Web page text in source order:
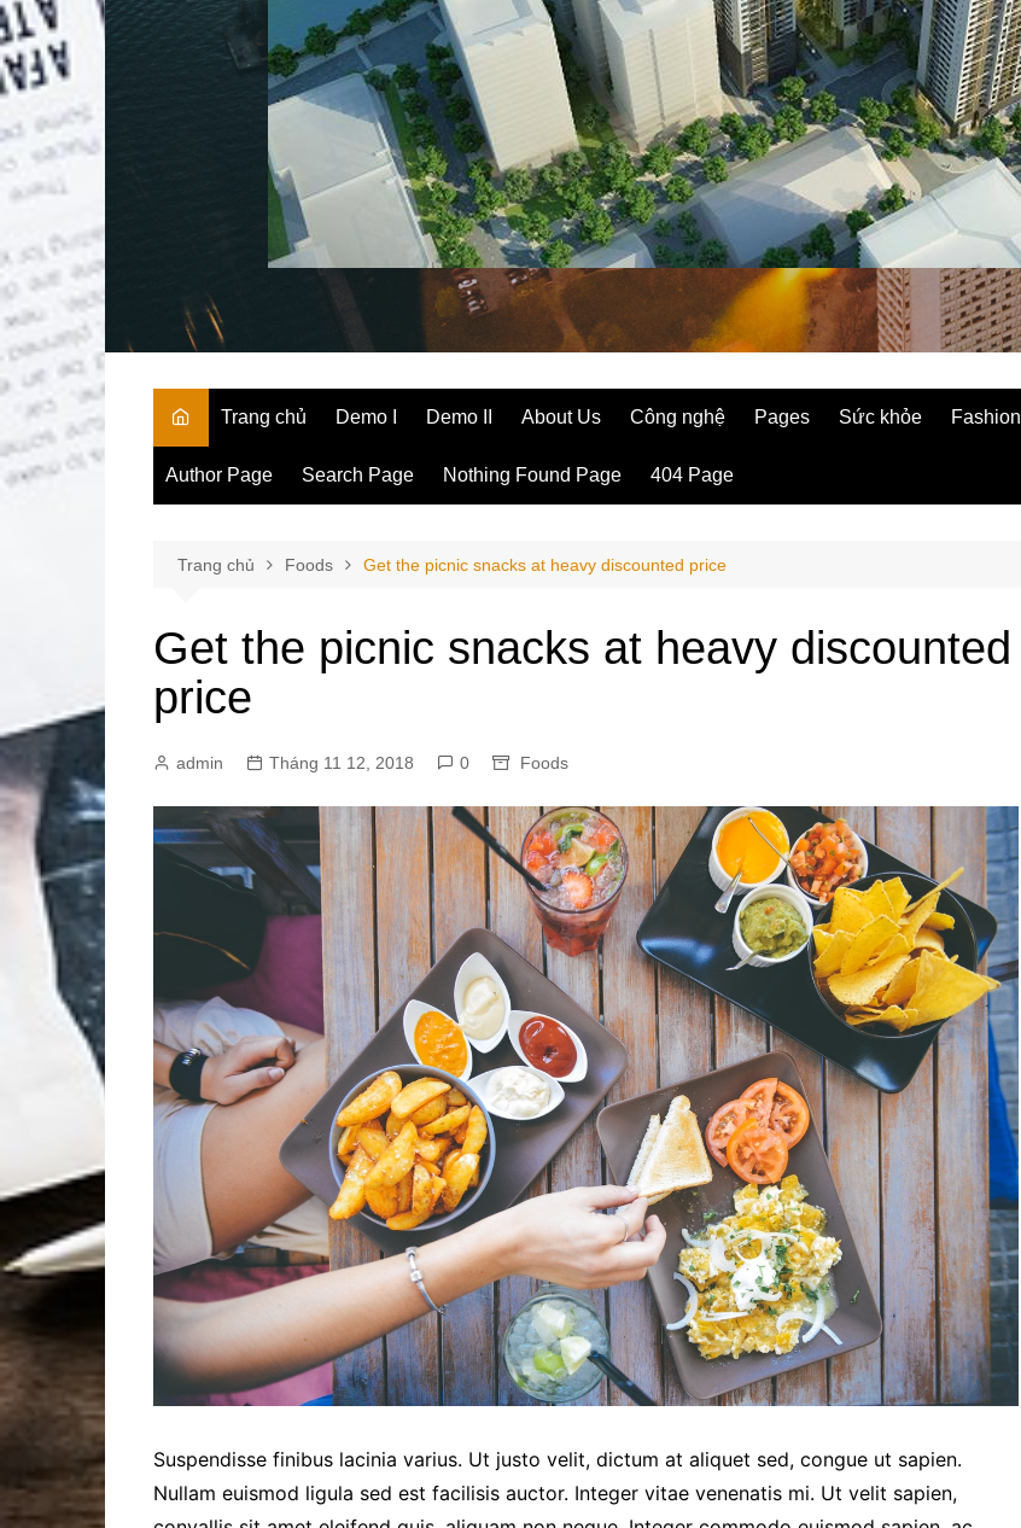
Trang chủ Demo I Demo II About Us Công nghệ Pages Sức khỏe Fashion
Author Page Search Page Nothing Found Page 404 Page
Trang chủ Foods Get the picnic snacks at heavy discounted price
Get the picnic snacks at heavy discounted
price
admin Tháng 11 12, 2018 0 Foods
Suspendisse finibus lacinia varius. Ut justo velit, dictum at aliquet sed, congue ut sapien.
Nullam euismod ligula sed est facilisis auctor. Integer vitae venenatis mi. Ut velit sapien,